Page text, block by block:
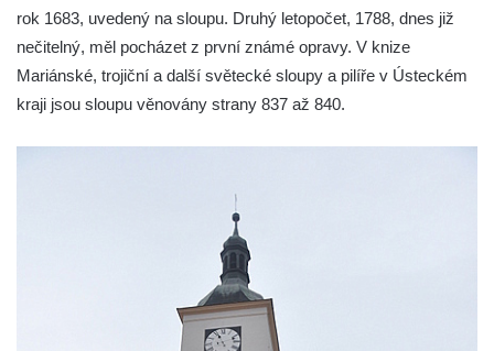
Sloup Panny Marie u kostela Nalezení
svatého Kříže ve Frýdlantu
Sloup s krucifixem u kostela svatého
Vavřince v Teplicích nad Metují
Selendrův sloup před klášterem
benediktýnů v Polici nad Metují
rok 1683, uvedený na sloupu. Druhý letopočet, 1788, dnes již
nečitelný, měl pocházet z první známé opravy. V knize
Mariánské, trojiční a další světecké sloupy a pilíře v Ústeckém
kraji jsou sloupu věnovány strany 837 až 840.